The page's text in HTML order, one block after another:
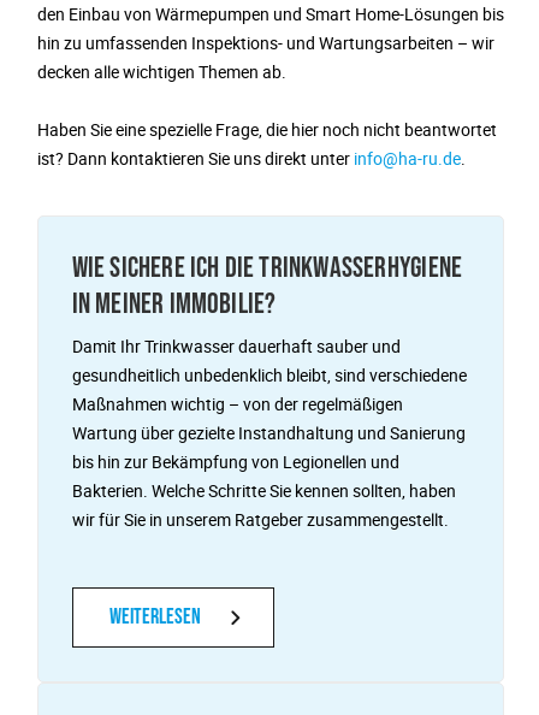
den Einbau von Wärmepumpen und Smart Home-Lösungen bis
hin zu umfassenden Inspektions- und Wartungsarbeiten – wir
decken alle wichtigen Themen ab.
Haben Sie eine spezielle Frage, die hier noch nicht beantwortet
ist? Dann kontaktieren Sie uns direkt unter info@ha-ru.de.
WIE SICHERE ICH DIE TRINKWASSERHYGIENE
IN MEINER IMMOBILIE?
Damit Ihr Trinkwasser dauerhaft sauber und
gesundheitlich unbedenklich bleibt, sind verschiedene
Maßnahmen wichtig – von der regelmäßigen
Wartung über gezielte Instandhaltung und Sanierung
bis hin zur Bekämpfung von Legionellen und
Bakterien. Welche Schritte Sie kennen sollten, haben
wir für Sie in unserem Ratgeber zusammengestellt.
Weiterlesen